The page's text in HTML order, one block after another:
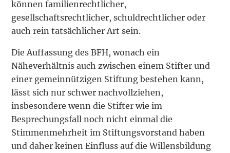
können familienrechtlicher,
gesellschaftsrechtlicher, schuldrechtlicher oder
auch rein tatsächlicher Art sein.
Die Auffassung des BFH, wonach ein
Näheverhältnis auch zwischen einem Stifter und
einer gemeinnützigen Stiftung bestehen kann,
lässt sich nur schwer nachvollziehen,
insbesondere wenn die Stifter wie im
Besprechungsfall noch nicht einmal die
Stimmenmehrheit im Stiftungsvorstand haben
und daher keinen Einfluss auf die Willensbildung